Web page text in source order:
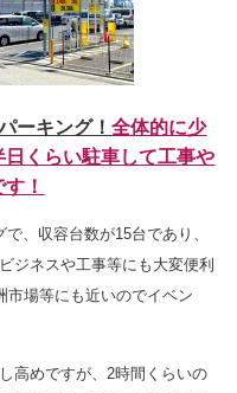
ーキング！全体的に少
日くらい駐車して工事や
！
、収容台数が15台であり、
ジネスや工事等にも大変便利
市場等にも近いのでイベン
高めですが、2時間くらいの